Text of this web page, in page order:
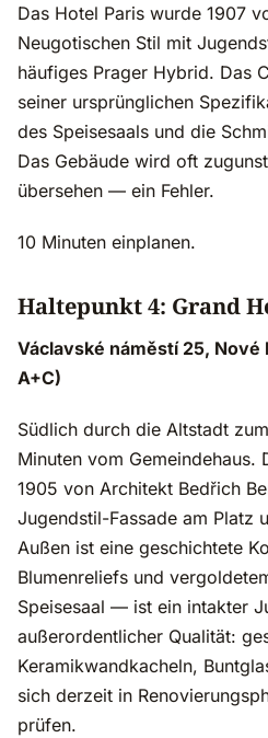
Das Hotel Paris wurde 1907
Neugotischen Stil mit
häufiges Prager Hybrid. Das
seiner ursprünglichen
des Speisesaals und die
Das Gebäude wird oft
übersehen — ein Fehler.
10 Minuten einplanen.
Haltepunkt 4: Grand
Václavské náměstí 25,
A+C)
Südlich durch die Altstadt
Minuten vom Gemeindehaus.
1905 von Architekt Bedřich
Jugendstil-Fassade am Platz
Außen ist eine geschichtete
Blumenreliefs und
Speisesaal — ist ein intakter
außerordentlicher Qualität:
Keramikwandkacheln,
sich derzeit in
prüfen.